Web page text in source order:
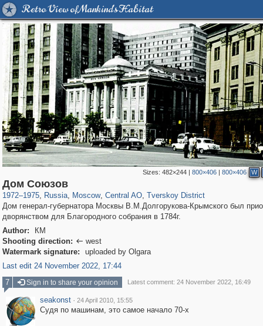
Retro View of Mankind's Habitat
Sizes:482×244 |800×406 |800×406 W
Дом Союзов
1972–1975, Russia
1,406,728
, Moscow
319,864
, Central AO, Tverskoy District
Дом генерал-губернатора Москвы В.М.Долгорукова-Крымского был
дворянством для Благородного собрания в 1784г.
Author:
КМ
Shooting direction:  west
Watermark signature:
uploaded by Olgara
Last edit 24 November 2022, 17:44
7
Sign in to share your opinion Latest comment: 24 November 2022, 16:49
seakonst · 24 April 2010, 15:55
Судя по машинам, это самое начало 70-х